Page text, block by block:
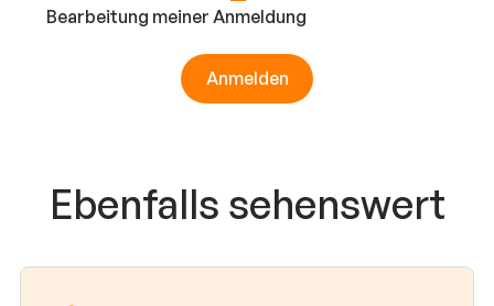
Bearbeitung meiner Anmeldung
Anmelden
Ebenfalls sehenswert